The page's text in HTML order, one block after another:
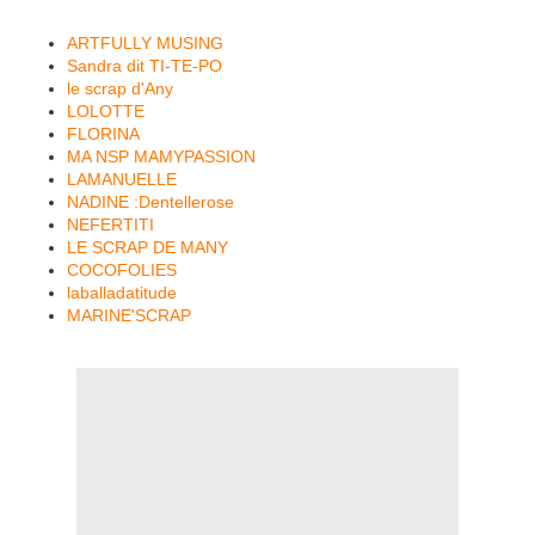
ARTFULLY MUSING
Sandra dit TI-TE-PO
le scrap d'Any
LOLOTTE
FLORINA
MA NSP MAMYPASSION
LAMANUELLE
NADINE :Dentellerose
NEFERTITI
LE SCRAP DE MANY
COCOFOLIES
laballadatitude
MARINE'SCRAP